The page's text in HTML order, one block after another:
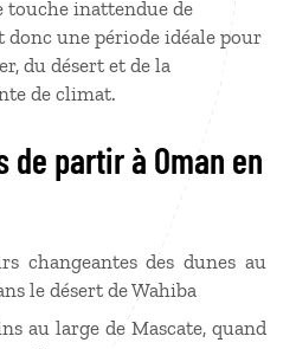
touche inattendue de
donc une période idéale pour
du désert et de la
de climat.
de partir à Oman en
changeantes des dunes au
le désert de Wahiba
au large de Mascate, quand